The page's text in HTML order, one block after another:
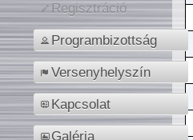
Regisztráció
Programbizottság
Versenyhelyszín
Kapcsolat
Galéria